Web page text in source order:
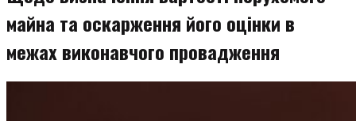
майна та оскарження його оцінки в
межах виконавчого провадження